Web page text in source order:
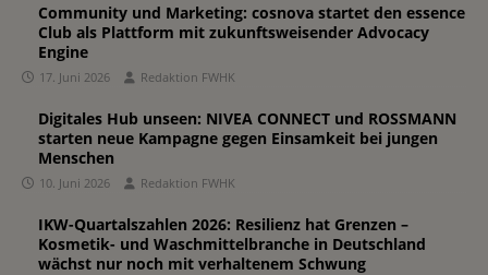
Community und Marketing: cosnova startet den essence
Club als Plattform mit zukunftsweisender Advocacy
Engine
17. Juni 2026 Redaktion FWHK
Digitales Hub unseen: NIVEA CONNECT und ROSSMANN
starten neue Kampagne gegen Einsamkeit bei jungen
Menschen
10. Juni 2026 Redaktion FWHK
IKW-Quartalszahlen 2026: Resilienz hat Grenzen –
Kosmetik- und Waschmittelbranche in Deutschland
wächst nur noch mit verhaltenem Schwung